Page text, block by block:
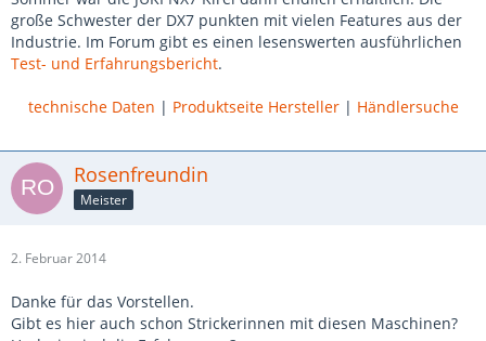
große Schwester der DX7 punkten mit vielen Features aus der
Industrie. Im Forum gibt es einen lesenswerten ausführlichen
Test- und Erfahrungsbericht.
technische Daten | Produktseite Hersteller| Händlersuche
Rosenfreundin
Meister
2. Februar 2014
Danke für das Vorstellen.
Gibt es hier auch schon Strickerinnen mit diesen Maschinen?